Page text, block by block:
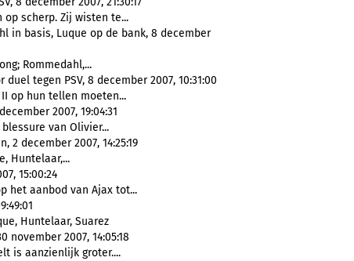
op scherp. Zij wisten te...
in basis, Luque op de bank, 8 december
Rommedahl,...
duel tegen PSV, 8 december 2007, 10:31:00
op hun tellen moeten...
2007, 19:04:31
van Olivier...
2 december 2007, 14:25:19
Huntelaar,...
15:00:24
het aanbod van Ajax tot...
Huntelaar, Suarez
november 2007, 14:05:18
is aanzienlijk groter....